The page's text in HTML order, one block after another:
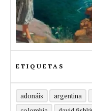
ETIQUETAS
adonáis argentina